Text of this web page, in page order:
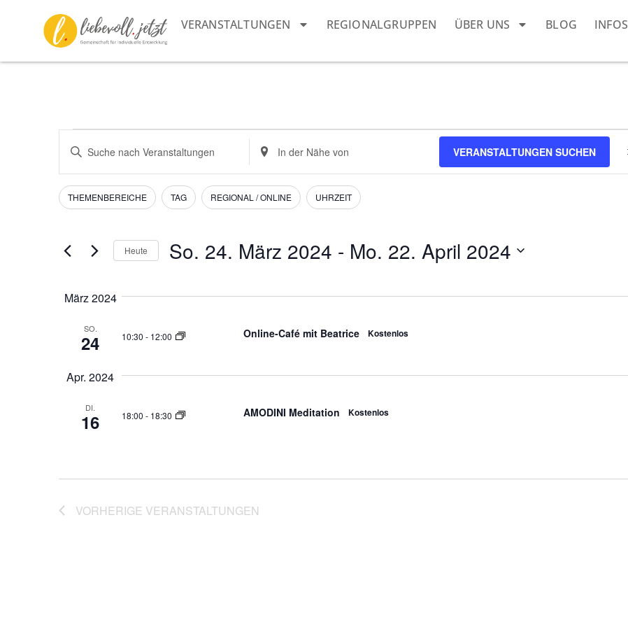
VERANSTALTUNGEN REGIONALGRUPPEN ÜBER UNS BLOG INFOS
Veranstaltungen
Suche
und
Navigation
Bitte
Schlüsselwort
Suche
nach
Veranstaltungen
Schlüsselwort.
Standort
eingeben.
Suche
nach
Veranstaltungen.
VERANSTALTUNGEN SUCHEN
Filter
Das
Ändern
Formular-
Eingabefelder
die
Veranstaltungen
den
Ergebnissen
aktualisieren
THEMENBEREICHE TAG REGIONAL / ONLINE UHRZEIT
Heute So. 24. März 2024 - Mo. 22. April 2024
März 2024
SO.
24 10:30 - 12:00 Online-Café mit Beatrice Kostenlos
Apr. 2024
DI.
16 18:00 - 18:30 AMODINI Meditation Kostenlos
VORHERIGE VERANSTALTUNGEN